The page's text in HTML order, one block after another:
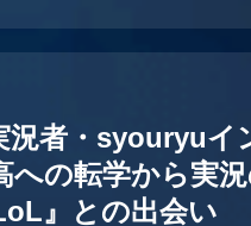
況者・syouryuイ
への転学から実
』との出会い